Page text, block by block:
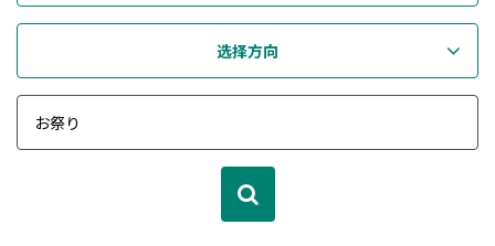
选择方向